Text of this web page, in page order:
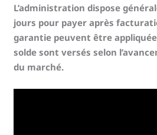
L’administration dispose
jours pour payer après
garantie peuvent être
solde sont versés selon
du marché.